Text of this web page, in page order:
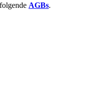
AGBs.